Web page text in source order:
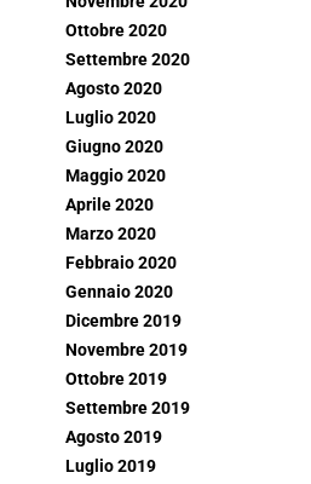
Ottobre 2020
Settembre 2020
Agosto 2020
Luglio 2020
Giugno 2020
Maggio 2020
Aprile 2020
Marzo 2020
Febbraio 2020
Gennaio 2020
Dicembre 2019
Novembre 2019
Ottobre 2019
Settembre 2019
Agosto 2019
Luglio 2019